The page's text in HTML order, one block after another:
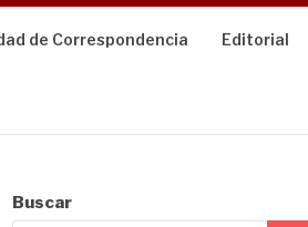
de Correspondencia Editorial
Buscar